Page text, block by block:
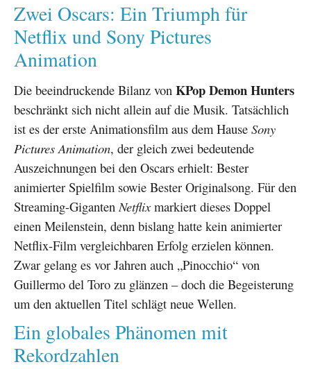
Zwei Oscars: Ein Triumph für
Netflix und Sony Pictures
Animation
Die beeindruckende Bilanz von KPop Demon Hunters
beschränkt sich nicht allein auf die Musik. Tatsächlich
ist es der erste Animationsfilm aus dem Hause Sony
Pictures Animation, der gleich zwei bedeutende
Auszeichnungen bei den Oscars erhielt: Bester
animierter Spielfilm sowie Bester Originalsong. Für den
Streaming-GigantenNetflixmarkiert dieses Doppel
einen Meilenstein, denn bislang hatte kein animierter
Netflix-Film vergleichbaren Erfolg erzielen können.
Zwar gelang es vor Jahren auch „Pinocchio“ von
Guillermo del Toro zu glänzen – doch die Begeisterung
um den aktuellen Titel schlägt neue Wellen.
Ein globales Phänomen mit
Rekordzahlen